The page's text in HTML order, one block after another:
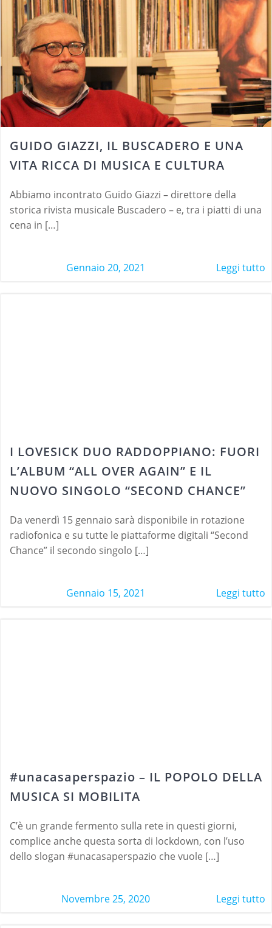
GUIDO GIAZZI, IL BUSCADERO E UNA
VITA RICCA DI MUSICA E CULTURA
Abbiamo incontrato Guido Giazzi – direttore della
storica rivista musicale Buscadero – e, tra i piatti di una
cena in […]
Gennaio 20, 2021 Leggi tutto
I LOVESICK DUO RADDOPPIANO: FUORI
L’ALBUM “ALL OVER AGAIN” E IL
NUOVO SINGOLO “SECOND CHANCE”
Da venerdì 15 gennaio sarà disponibile in rotazione
radiofonica e su tutte le piattaforme digitali “Second
Chance” il secondo singolo […]
Gennaio 15, 2021 Leggi tutto
#unacasaperspazio – IL POPOLO DELLA
MUSICA SI MOBILITA
C’è un grande fermento sulla rete in questi giorni,
complice anche questa sorta di lockdown, con l’uso
dello slogan #unacasaperspazio che vuole […]
Novembre 25, 2020 Leggi tutto